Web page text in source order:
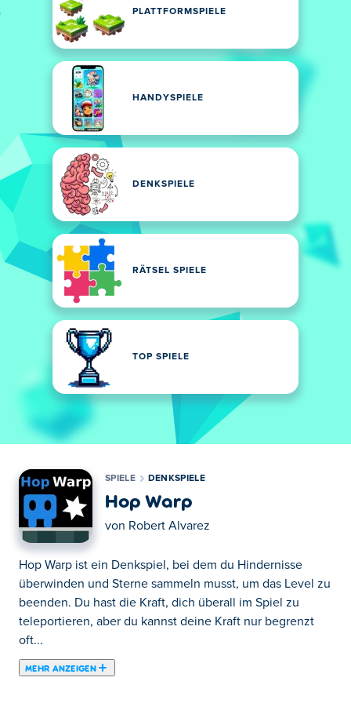
PLATTFORMSPIELE
HANDYSPIELE
DENKSPIELE
RÄTSEL SPIELE
TOP SPIELE
SPIELE DENKSPIELE
Hop Warp
von Robert Alvarez
Hop Warp ist ein Denkspiel, bei dem du Hindernisse
überwinden und Sterne sammeln musst, um das Level zu
beenden. Du hast die Kraft, dich überall im Spiel zu
teleportieren, aber du kannst deine Kraft nur begrenzt
oft...
MEHR ANZEIGEN